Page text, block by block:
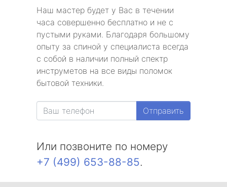
Наш мастер будет у Вас в течении
часа совершенно бесплатно и не с
пустыми руками. Благодаря большому
опыту за спиной у специалиста всегда
с собой в наличии полный спектр
инструметов на все виды поломок
бытовой техники.
Отправить
Или позвоните по номеру
+7 (499) 653-88-85.